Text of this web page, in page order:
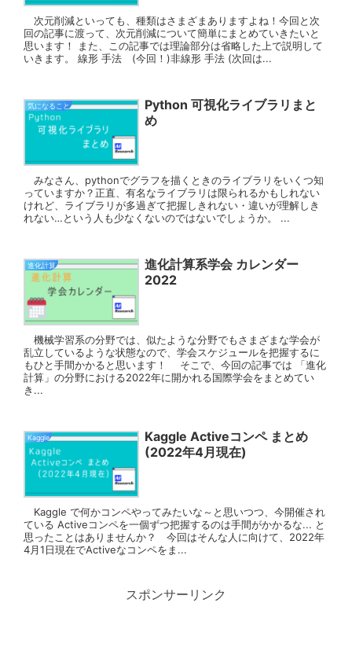
次元削減といっても、種類はさまざまありますよね！今回と次
回の記事に渡って、次元削減について簡単にまとめていきたいと
思います！ また、この記事では理論部分は省略した上で説明して
いきます。 線形 手法 (今回！)非線形 手法 (次回は...
気になること
Python 可視化ライブラリまと
め
みなさん、pythonでグラフを描くときのライブラリをいくつ知
っていますか？正直、有名なライブラリは限られるかもしれない
けれど、ライブラリが多過ぎて把握しきれない・違いが理解しき
れない…という人も少なくないのではないでしょうか。 ...
進化計算
進化計算系学会 カレンダー
2022
機械学習系の分野では、似たような分野でもさまざまな学会が
乱立しているような状態なので、学会スケジュールを把握するに
もひと手間かかると思います！ そこで、今回の記事では 「進化
計算」の分野における2022年に開かれる国際学会をまとめてい
き...
Kaggle
Kaggle Activeコンペ まとめ
(2022年4月現在)
Kaggle で何かコンペやってみたいな～と思いつつ、今開催され
ている Activeコンペを一個ずつ把握するのは手間がかかるな... と
思ったことはありませんか？ 今回はそんな人に向けて、2022年
4月1日現在でActiveなコンペをま...
スポンサーリンク